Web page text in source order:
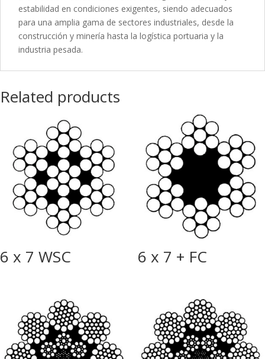
estabilidad en condiciones exigentes, siendo adecuados
para una amplia gama de sectores industriales, desde la
construcción y minería hasta la logística portuaria y la
industria pesada.
Related products
6 x 7 WSC 6 x 7 + FC